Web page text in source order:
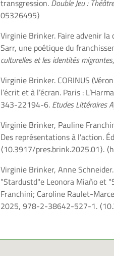
transgression. Double Jeu :
05326495⟩
Virginie Brinker. Faire advenir
Sarr, une poétique du
culturelles et les identités migrantes
Virginie Brinker. CORINUS
l’écrit et à l’écran. Paris :
343-22194-6. Etudes Littéraires
Virginie Brinker, Pauline
Des représentations à l'action.
⟨10.3917/pres.brink.2025.01⟩.
Virginie Brinker, Anne
"Stardustd"e Leonora Miaño et
Franchini; Caroline Raulet-
2025, 978-2-38642-527-1.